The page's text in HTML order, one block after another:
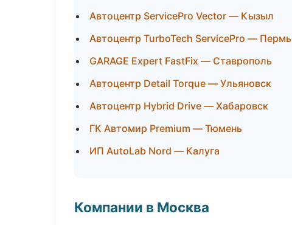
Автоцентр ServicePro Vector — Кызыл
Автоцентр TurboTech ServicePro — Пермь
GARAGE Expert FastFix — Ставрополь
Автоцентр Detail Torque — Ульяновск
Автоцентр Hybrid Drive — Хабаровск
ГК Автомир Premium — Тюмень
ИП AutoLab Nord — Калуга
Компании в Москва